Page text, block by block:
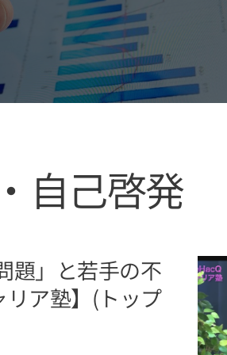
自己啓発
題」と若手の不
ア塾】(トップ